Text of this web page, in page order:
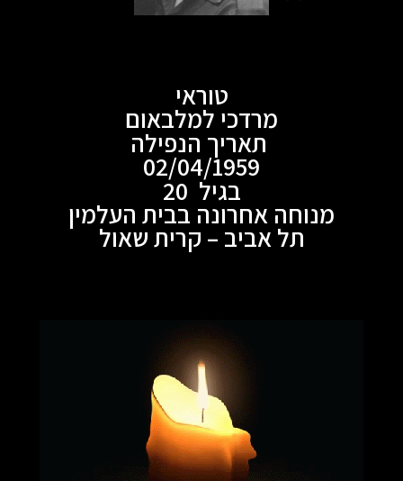
טוראי
מרדכי למלבאום
02/04/1959
בגיל 20
מנוחה אחרונה בבית העלמין
תל אביב – קרית שאול